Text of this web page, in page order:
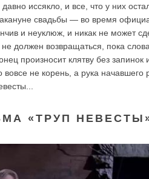
иссякло, и все, что у них
свадьбы — во время
и неуклюж, и никак не может
должен возвращаться, пока
произносит клятву без запинок
не корень, а рука начавшего
«ТРУП